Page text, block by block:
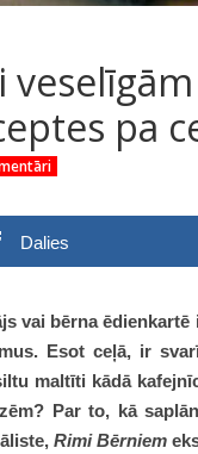
pa
Dalies
vai bērna
Esot ceļā, ir
maltīti kādā
Par to, kā
Rimi Bērniem